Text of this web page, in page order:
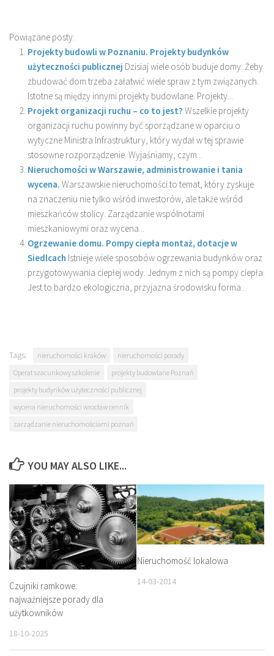
Powiązane posty:
Projekty budowli w Poznaniu. Projekty budynków
użyteczności publicznej Dzisiaj wiele osób buduje domy. Żeby
zbudować dom trzeba załatwić wiele spraw z tym związanych.
Istotne są między innymi projekty budowlane. Projekty...
Projekt organizacji ruchu – co to jest? Wszelkie projekty
organizacji ruchu powinny być sporządzane w oparciu o
wytyczne Ministra Infrastruktury, który wydał w tej sprawie
stosowne rozporządzenie. Wyjaśniamy, czym...
Nieruchomości w Warszawie, administrowanie i tania
wycena. Warszawskie nieruchomości to temat, który zyskuje
na znaczeniu nie tylko wśród inwestorów, ale także wśród
mieszkańców stolicy. Zarządzanie wspólnotami
mieszkaniowymi oraz wycena...
Ogrzewanie domu. Pompy ciepła montaż, dotacje w
Siedlcach Istnieje wiele sposobów ogrzewania budynków oraz
przygotowywania ciepłej wody. Jednym z nich są pompy ciepła.
Jest to bardzo ekologiczna, przyjazna środowisku forma...
Tags: nieruchomości kraków
nieruchomości porady
Operat szacunkowy szkolenie
projekty budowlane Poznań
projekty budynków użyteczności publicznej
wycena nieruchomości wrocław cennik
zarządzanie nieruchomościami poznań
YOU MAY ALSO LIKE...
Czujniki ramkowe:
najważniejsze porady dla
użytkowników
18-10-2025
Nieruchomość lokalowa
14-03-2014